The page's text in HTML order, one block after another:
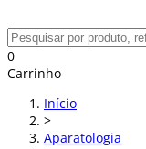
0
Carrinho
Início
>
Aparatologia